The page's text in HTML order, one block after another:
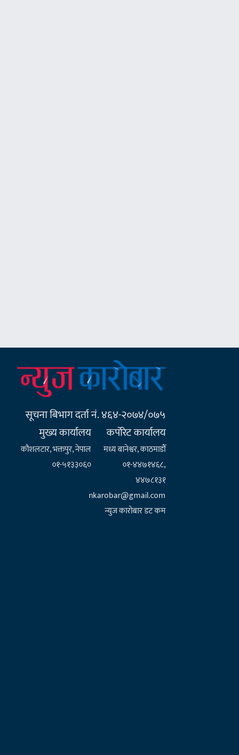
सूचना बिभाग दर्ता नं. ४६४-२०७४/०७५
मुख्य कार्यालय
कौशलटार, भक्तपुर, नेपाल
०१-५१३३०६०
कर्पाेरेट कार्यालय
मध्य बानेश्वर, काठमाडौँ
०१-४४७१४६८,
४४७८१३१
nkarobar@gmail.com
न्युज कारोबार डट कम